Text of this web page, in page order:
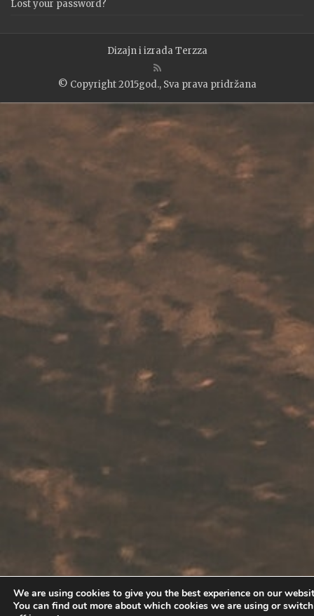
Lost your password?
Dizajn i izradaTerzza
© Copyright 2015god., Sva prava pridržana
We are using cookies to give you the best experience on our
You can find out more about which cookies we are using or